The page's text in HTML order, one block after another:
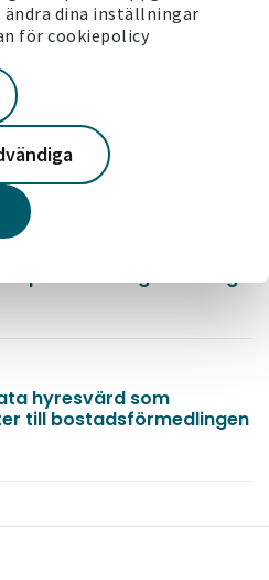
dina inställningar
för cookiepolicy
i våra områden
Järvavecka!
producerar grön energi
hyresvärd som
till bostadsförmedlingen